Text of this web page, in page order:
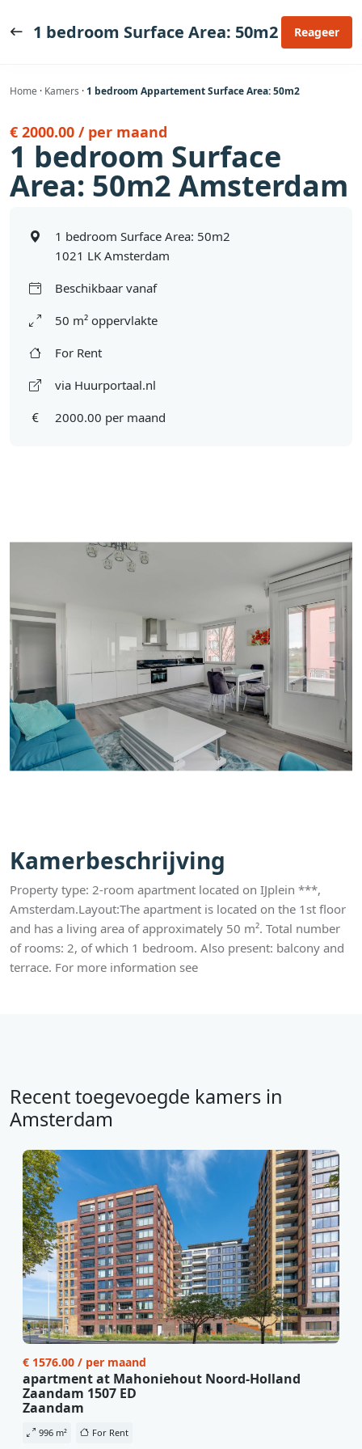
naar
1 bedroom Surface Area: 50m2 Reageer
Home · Kamers · 1 bedroom Appartement Surface Area: 50m2
Kamerbeschrijving
Property type: 2-room apartment located on IJplein ***,
Amsterdam.Layout:The apartment is located on the 1st floor
and has a living area of approximately 50 m². Total number
of rooms: 2, of which 1 bedroom. Also present: balcony and
terrace. For more information see
€ 2000.00 / per maand
1 bedroom Surface
Area: 50m2 Amsterdam
1 bedroom Surface Area: 50m2
1021 LK Amsterdam
Beschikbaar vanaf
50 m² oppervlakte
For Rent
via Huurportaal.nl
2000.00 per maand
Recent toegevoegde kamers in
Amsterdam
€ 1576.00 / per maand
apartment at Mahoniehout Noord-Holland
Zaandam 1507 ED
Zaandam
996 m² For Rent